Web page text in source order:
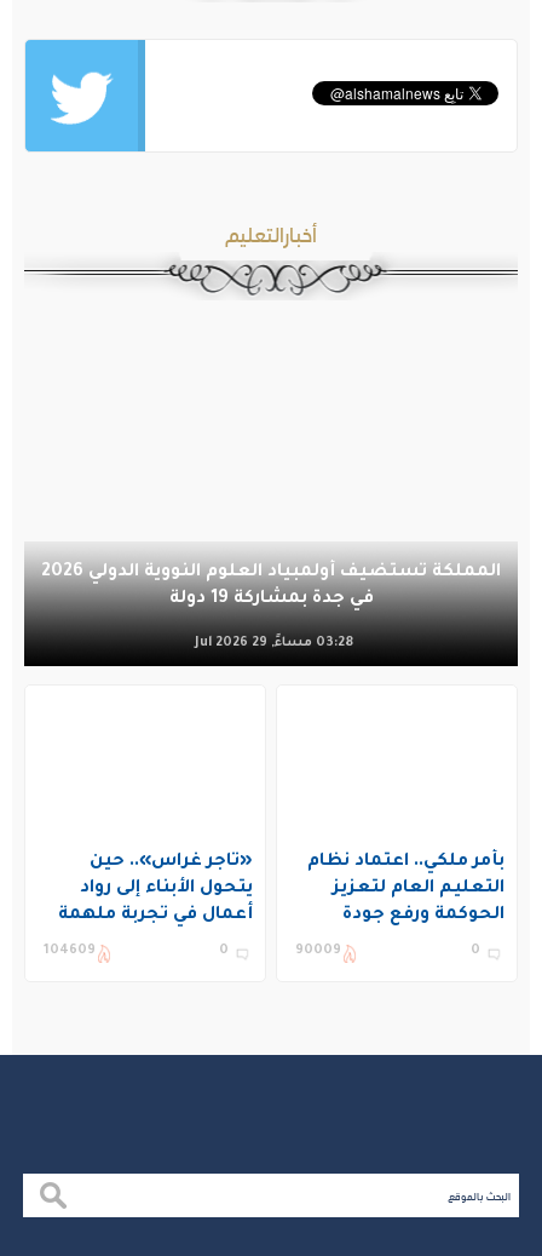
أخبارالتعليم
المملكة تستضيف أولمبياد العلوم النووية الدولي 2026
في جدة بمشاركة 19 دولة
03:28 مساءً, 29 Jul 2026
بأمر ملكي.. اعتماد نظام
التعليم العام لتعزيز
الحوكمة ورفع جودة
التعليم في المملكة
0
90009
«تاجر غراس».. حين
يتحول الأبناء إلى رواد
أعمال في تجربة ملهمة
بنادي غراس الصيفي
0
104609